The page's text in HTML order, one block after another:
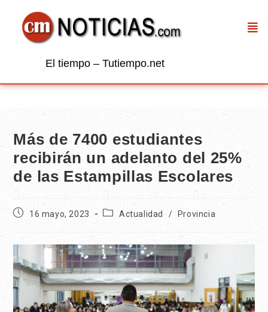
El tiempo – Tutiempo.net
Más de 7400 estudiantes
recibirán un adelanto del 25%
de las Estampillas Escolares
16 mayo, 2023 Actualidad / Provincia